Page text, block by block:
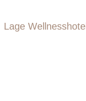
Lage Wellnesshotel